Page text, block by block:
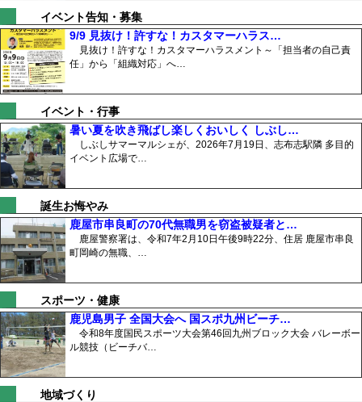
イベント告知・募集
9/9 見抜け！許すな！カスタマーハラス…
見抜け！許すな！カスタマーハラスメント～「担当者の自己責
任」から「組織対応」へ…
イベント・行事
暑い夏を吹き飛ばし楽しくおいしく しぶし…
しぶしサマーマルシェが、2026年7月19日、志布志駅隣 多目的
イベント広場で…
誕生お悔やみ
鹿屋市串良町の70代無職男を窃盗被疑者と…
鹿屋警察署は、令和7年2月10日午後9時22分、住居 鹿屋市串良
町岡崎の無職、…
スポーツ・健康
鹿児島男子 全国大会へ 国スポ九州ビーチ…
令和8年度国民スポーツ大会第46回九州ブロック大会 バレーボー
ル競技（ビーチバ…
地域づくり